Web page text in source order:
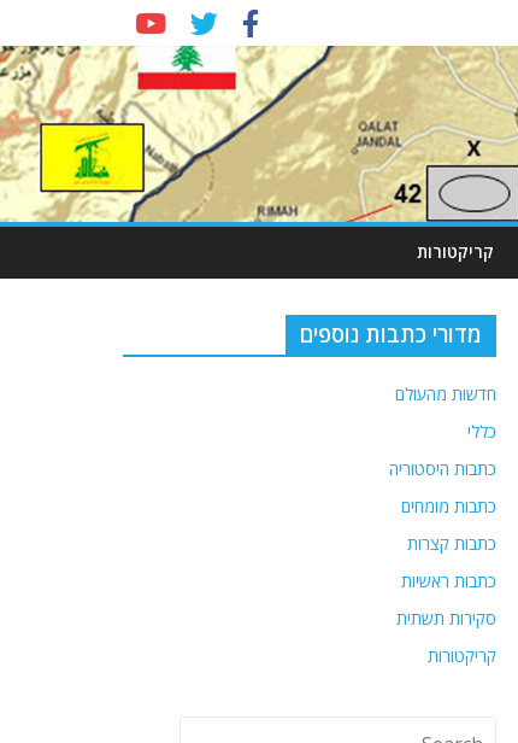
קריקטורות
מדורי כתבות נוספים
חדשות מהעולם
כללי
כתבות היסטוריה
כתבות מומחים
כתבות קצרות
כתבות ראשיות
סקירות תשתית
קריקטורות